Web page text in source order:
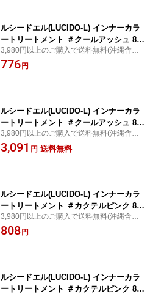
ルシードエル(LUCIDO-L) インナーカラ
ートリートメント ＃クールアッシュ 80
g マンダム(mandom)
3,980円以上のご購入で送料無料(沖縄含む)/
土日祝日発送：
776円
ルシードエル(LUCIDO-L) インナーカラ
ートリートメント ＃クールアッシュ 80
g×3個セット くすみカラー マンダム(ma
ndom)【送料込(北海道除く)】
3,980円以上のご購入で送料無料(沖縄含む)/
土日祝日発送：
3,091 円 送料無料
ルシードエル(LUCIDO-L) インナーカラ
ートリートメント ＃カクテルピンク 80
g マンダム(mandom)
3,980円以上のご購入で送料無料(沖縄含む)/
土日祝日発送：
808円
ルシードエル(LUCIDO-L) インナーカラ
ートリートメント ＃カクテルピンク 80